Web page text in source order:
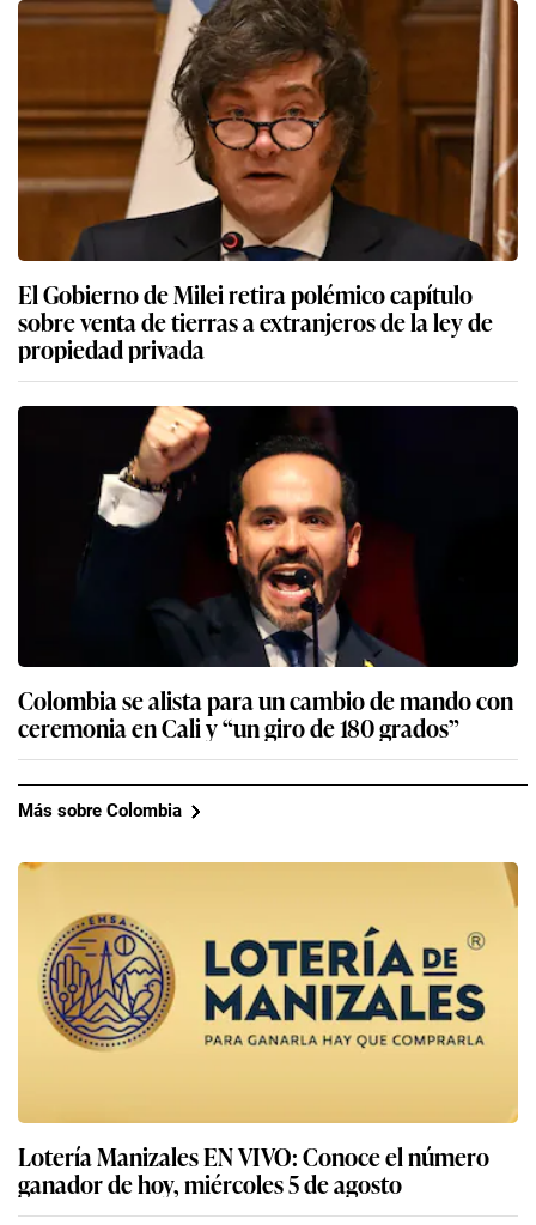
El Gobierno de Milei retira polémico capítulo
sobre venta de tierras a extranjeros de la ley de
propiedad privada
Colombia se alista para un cambio de mando con
ceremonia en Cali y “un giro de 180 grados”
Más sobre Colombia
Lotería Manizales EN VIVO: Conoce el número
ganador de hoy, miércoles 5 de agosto